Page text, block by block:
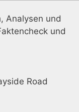
Analysen und
und
Road